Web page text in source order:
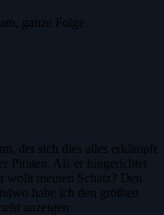
der sich dies alles erkämpft
Piraten. Als er hingerichtet
wollt meinen Schatz? Den
habe ich den größten
anzeigen